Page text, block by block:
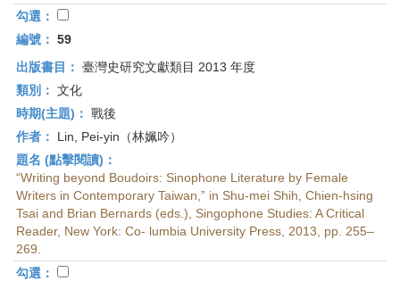
勾選：
編號： 59
出版書目： 臺灣史研究文獻類目 2013 年度
類別： 文化
時期(主題)： 戰後
作者：
Lin, Pei-yin（林姵吟）
題名 (點擊閱讀)：
“Writing beyond Boudoirs: Sinophone Literature by Female
Writers in Contemporary Taiwan,” in Shu-mei Shih, Chien-hsing
Tsai and Brian Bernards (eds.), Singophone Studies: A Critical
Reader, New York: Co- lumbia University Press, 2013, pp. 255–
269.
勾選：